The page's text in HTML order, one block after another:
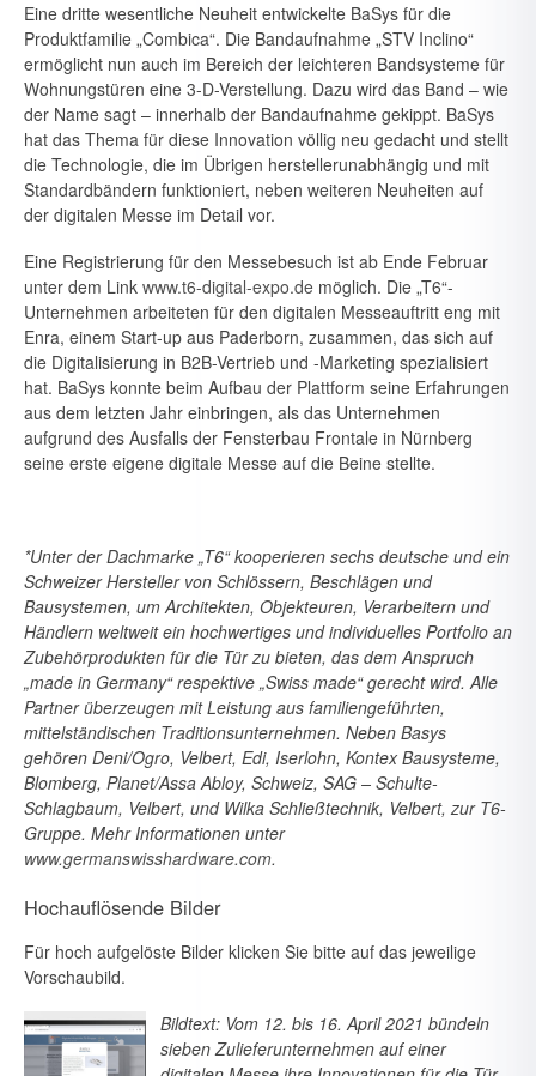
Eine dritte wesentliche Neuheit entwickelte BaSys für die
Produktfamilie „Combica“. Die Bandaufnahme „STV Inclino“
ermöglicht nun auch im Bereich der leichteren Bandsysteme für
Wohnungstüren eine 3-D-Ver­stellung. Dazu wird das Band – wie
der Name sagt – innerhalb der Band­aufnahme gekippt. BaSys
hat das Thema für diese Innovation völlig neu gedacht und stellt
die Technologie, die im Übrigen herstellerunabhängig und mit
Standardbändern funktioniert, neben weiteren Neuheiten auf
der digitalen Messe im Detail vor.
Eine Registrierung für den Messebesuch ist ab Ende Februar
unter dem Link www.t6-digital-expo.de möglich. Die „T6“-
Unternehmen arbeiteten für den digitalen Messeauf­tritt eng mit
Enra, einem Start-up aus Paderborn, zusammen, das sich auf
die Digitalisierung in B2B-Vertrieb und -Marketing spezialisiert
hat. BaSys konnte beim Aufbau der Plattform seine Erfahrungen
aus dem letzten Jahr einbringen, als das Unternehmen
aufgrund des Ausfalls der Fensterbau Frontale in Nürnberg
seine erste eigene digitale Messe auf die Beine stellte.
*Unter der Dachmarke „T6“ kooperieren sechs deutsche und ein
Schweizer Hersteller von Schlössern, Beschlägen und
Bausystemen, um Architekten, Objekteuren, Verarbei­tern und
Händlern weltweit ein hochwertiges und individuelles Portfolio an
Zubehör­produkten für die Tür zu bieten, das dem Anspruch
„made in Germany“ respektive „Swiss made“ gerecht wird. Alle
Partner überzeugen mit Leistung aus familiengeführ­ten,
mittelständischen Traditionsunternehmen. Neben Basys
gehören Deni/Ogro, Velbert, Edi, Iserlohn, Kontex Bausysteme,
Blomberg, Planet/Assa Abloy, Schweiz, SAG – Schulte-
Schlagbaum, Velbert, und Wilka Schließtechnik, Velbert, zur T6-
Gruppe. Mehr Informationen unter
www.germanswisshardware.com.
Hochauflösende Bilder
Für hoch aufgelöste Bilder klicken Sie bitte auf das jeweilige
Vorschaubild.
Bildtext: Vom 12. bis 16. April 2021 bündeln
sieben Zulieferunternehmen auf einer